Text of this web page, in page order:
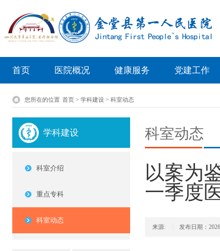
首页 医院概况 健康服务 党建工作
您所在的位置 首页 > 学科建设 > 科室动态
学科建设
科室介绍
重点专科
科室动态
科室动态
以案为
一季度
来源: 发布日期：